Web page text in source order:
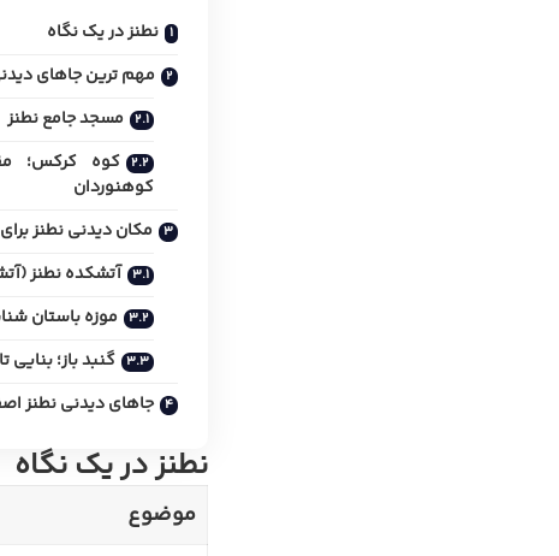
نطنز در یک نگاه
مهم ترین جاهای
مسجد جامع نطنز
کوه کرکس؛
کوهنوردان
مکان دیدنی نطنز
آتشکده نطنز
موزه باستان
گنبد باز؛
جاهای دیدنی نطنز
نطنز در یک نگاه
موضوع